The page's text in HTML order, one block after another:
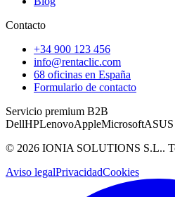
Contacto
+34 900 123 456
info@rentaclic.com
68 oficinas en España
Formulario de contacto
Servicio premium B2B
DellHPLenovoAppleMicrosoftASUS
© 2026 IONIA SOLUTIONS S.L..
Aviso legalPrivacidadCookies